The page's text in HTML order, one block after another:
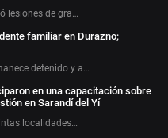
lesiones de gra…
familiar en Durazno;
detenido y a…
en una capacitación sobre
en Sarandí del Yí
localidades…